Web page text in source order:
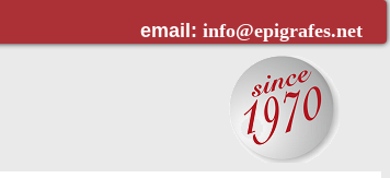
email: info@epigrafes.net